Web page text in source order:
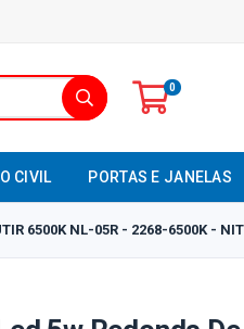
0
CIVIL PORTAS E JANELAS
6500K NL-05R - 2268-6500K -